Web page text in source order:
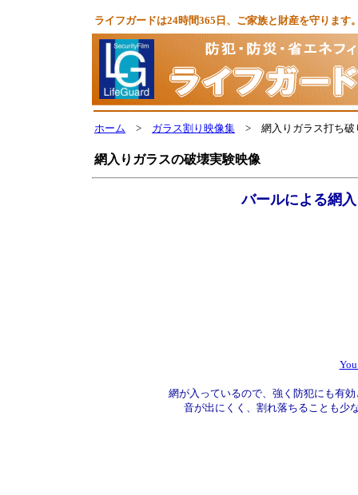
ライフガードは24時間365日、ご家族と財産を守りま
ホーム > ガラス割り映像集 > 網入りガラス打ち破
網入りガラスの破壊実験映像
バールによる網
網が入っているので、強く防犯にも有
音が出にくく、割れ落ちることも少